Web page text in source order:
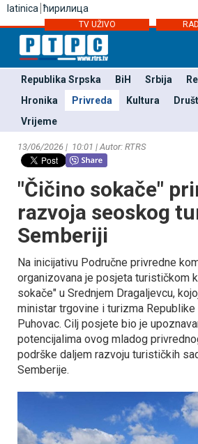
latinica ћирилица
TV UŽIVO
Republika Srpska BiH Srbija
Hronika
Privreda Kultura
Vrijeme
13/06/2026 | 10:01 | Autor: RTRS
"Čičino sokače"
razvoja seoskog
Semberiji
Na inicijativu Područne privredne
organizovana je posjeta turističkom
sokače" u Srednjem Dragaljevcu,
ministar trgovine i turizma
Puhovac. Cilj posjete bio je
potencijalima ovog mladog
podrške daljem razvoju turističkih
Semberije.